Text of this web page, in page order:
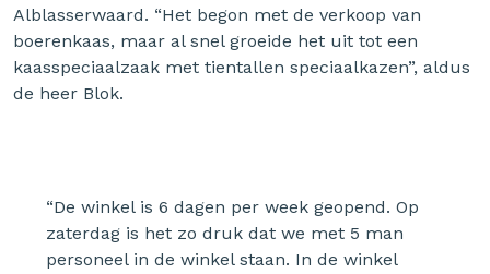
Alblasserwaard. “Het begon met de verkoop van
boerenkaas, maar al snel groeide het uit tot een
kaasspeciaalzaak met tientallen speciaalkazen”, aldus
de heer Blok.
“De winkel is 6 dagen per week geopend. Op
zaterdag is het zo druk dat we met 5 man
personeel in de winkel staan. In de winkel